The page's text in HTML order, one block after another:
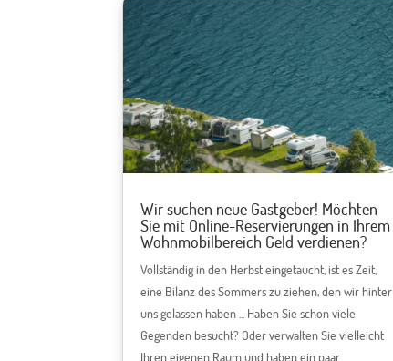
Wir suchen neue Gastgeber! Möchten
Sie mit Online-Reservierungen in Ihrem
Wohnmobilbereich Geld verdienen?
Vollständig in den Herbst eingetaucht, ist es Zeit,
eine Bilanz des Sommers zu ziehen, den wir hinter
uns gelassen haben ... Haben Sie schon viele
Gegenden besucht? Oder verwalten Sie vielleicht
Ihren eigenen Raum und haben ein paar